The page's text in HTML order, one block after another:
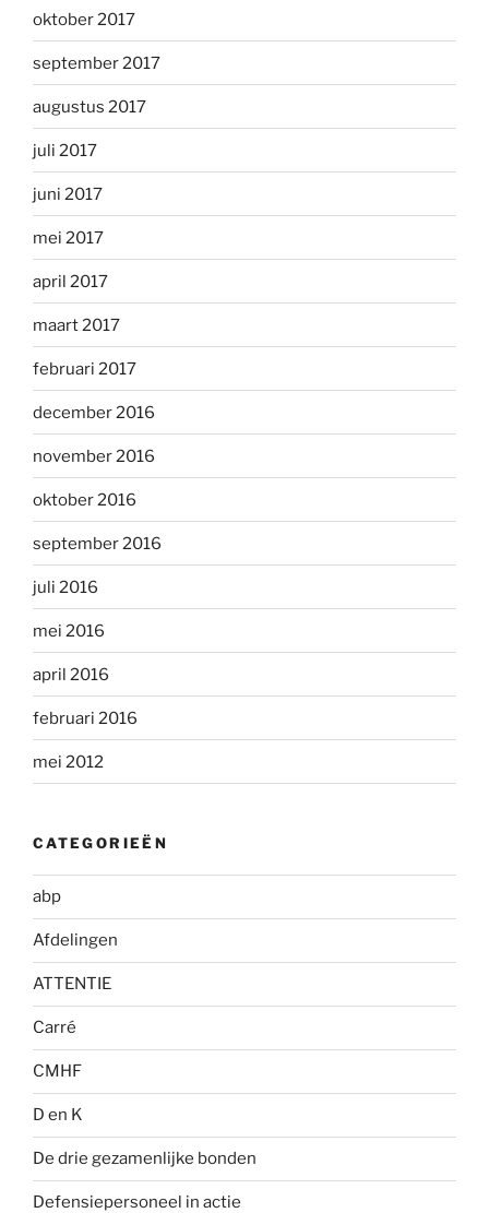
oktober 2017
september 2017
augustus 2017
juli 2017
juni 2017
mei 2017
april 2017
maart 2017
februari 2017
december 2016
november 2016
oktober 2016
september 2016
juli 2016
mei 2016
april 2016
februari 2016
mei 2012
CATEGORIEËN
abp
Afdelingen
ATTENTIE
Carré
CMHF
D en K
De drie gezamenlijke bonden
Defensiepersoneel in actie